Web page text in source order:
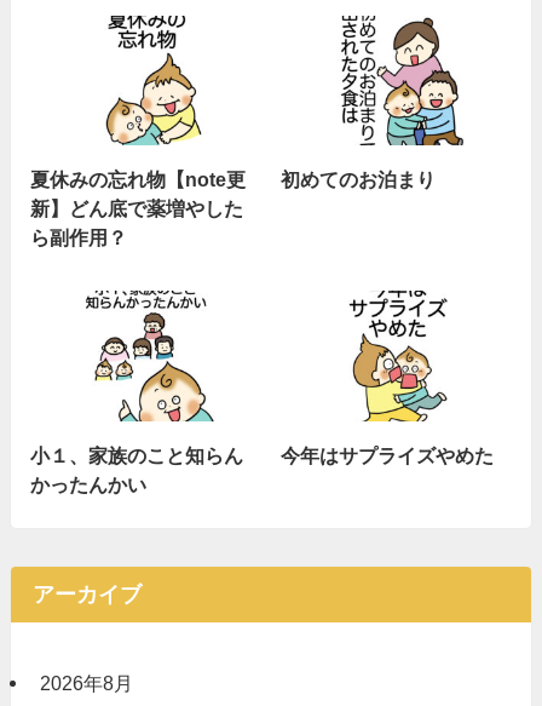
夏休みの忘れ物【note更
新】どん底で薬増やした
ら副作用？
初めてのお泊まり
小１、家族のこと知らん
かったんかい
今年はサプライズやめた
アーカイブ
2026年8月